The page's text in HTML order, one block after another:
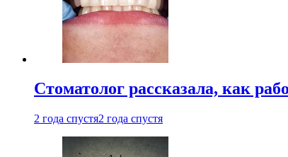
Стоматолог рассказала, как
2 года спустя2 года спустя